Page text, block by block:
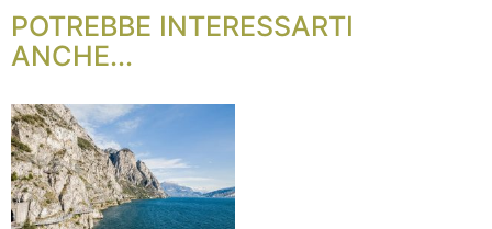
POTREBBE INTERESSARTI
ANCHE...